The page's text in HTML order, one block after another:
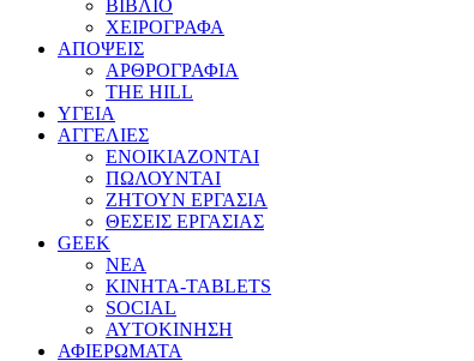
ΒΙΒΛΙΟ
ΧΕΙΡΟΓΡΑΦΑ
ΑΠΟΨΕΙΣ
ΑΡΘΡΟΓΡΑΦΙΑ
THE HILL
ΥΓΕΙΑ
ΑΓΓΕΛΙΕΣ
ΕΝΟΙΚΙΑΖΟΝΤΑΙ
ΠΩΛΟΥΝΤΑΙ
ΖΗΤΟΥΝ ΕΡΓΑΣΙΑ
ΘΕΣΕΙΣ ΕΡΓΑΣΙΑΣ
GEEK
ΝΕΑ
ΚΙΝΗΤΑ-TABLETS
SOCIAL
ΑΥΤΟΚΙΝΗΣΗ
ΑΦΙΕΡΩΜΑΤΑ